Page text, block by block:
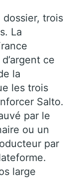
dossier, trois
La
ce
la
les trois
Salto.
par le
ou un
par
large